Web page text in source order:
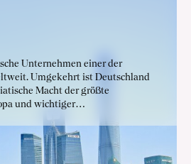
Unternehmen einer der
Umgekehrt ist Deutschland
Macht der größte
und wichtiger
politischen und wirtschaftlichen
zwischen Partnerschaft